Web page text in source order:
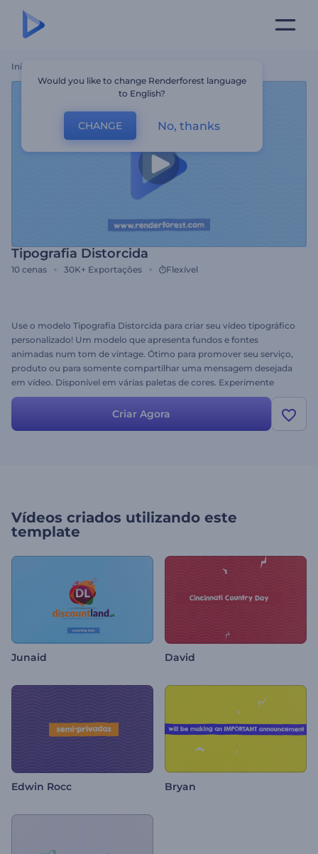
Início
Tipografia Distorcida
10 cenas 30K+ Exportações Flexível
Use o modelo Tipografia Distorcida para criar seu vídeo tipográfico
personalizado! Um modelo que apresenta fundos e fontes
animadas num tom de vintage. Ótimo para promover seu serviço,
produto ou para somente compartilhar uma mensagem desejada
em vídeo. Disponível em várias paletas de cores. Experimente
grátis!
Criar Agora
Vídeos criados utilizando este
template
Junaid David
Edwin Rocc Bryan
Would you like to change Renderforest language
to English?
CHANGE No, thanks